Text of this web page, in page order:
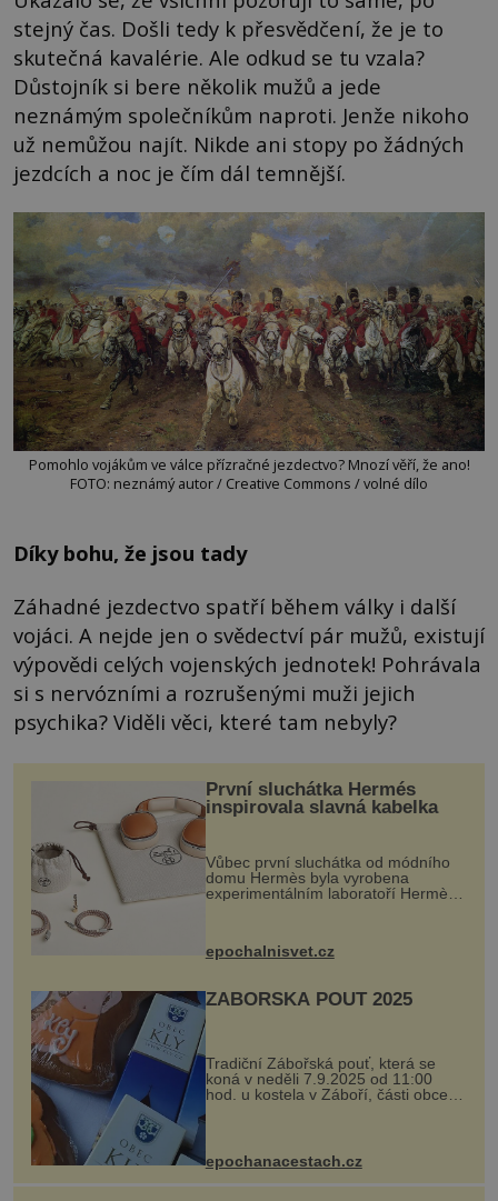
stejný čas. Došli tedy k přesvědčení, že je to
skutečná kavalérie. Ale odkud se tu vzala?
Důstojník si bere několik mužů a jede
neznámým společníkům naproti. Jenže nikoho
už nemůžou najít. Nikde ani stopy po žádných
jezdcích a noc je čím dál temnější.
Pomohlo vojákům ve válce přízračné jezdectvo? Mnozí věří, že ano!
FOTO: neznámý autor / Creative Commons / volné dílo
Díky bohu, že jsou tady
Záhadné jezdectvo spatří během války i další
vojáci. A nejde jen o svědectví pár mužů, existují
výpovědi celých vojenských jednotek! Pohrávala
si s nervózními a rozrušenými muži jejich
psychika? Viděli věci, které tam nebyly?
První sluchátka Hermés
inspirovala slavná kabelka
Vůbec první sluchátka od módního
domu Hermès byla vyrobena
experimentálním laboratoří Hermès
kovový...
epochalnisvet.cz
ZÁBOŘSKÁ POUŤ 2025
Tradiční Zábořská pouť, která se
koná v neděli 7.9.2025 od 11:00
hod. u kostela v Záboří, části obce
Kly u Mělníka. V programu naleznete
komentovanou prohlídku kostela,
epochanacestach.cz